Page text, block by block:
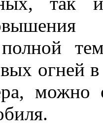
полной
огней
можно